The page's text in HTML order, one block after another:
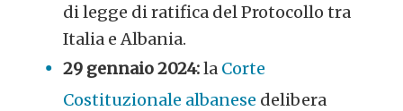
di legge di ratifica del Protocollo tra
Italia e Albania.
29 gennaio 2024:la Corte
Costituzionale albanese delibera